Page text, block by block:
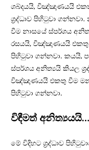
ශබ්දයයි, විඤ්ඤාණයයි
ශ‍්‍රද්ධාව පිහිටුවා
වීම නාසයේ ස්පර්ශය
රසයයි, විඤ්ඤාණයයි එකතු
පිහිටුවා ගන්නවා. කයයි,
ස්පර්ශය අනිත්‍යයි කියල
විඤ්ඤාණයයි එකතු වීම
පිහිටුවා ගන්නවා.
විඳීමත් අනිත්‍යයයි…
මේ විදිහට ශ‍්‍රද්ධාව